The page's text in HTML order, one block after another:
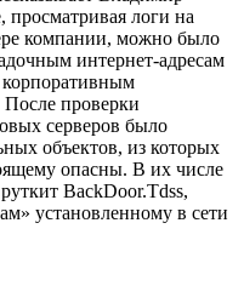
логи на
компании, можно было
интернет-адресам
После проверки
серверов было
объектов, из которых
опасны. В их числе
BackDoor.Tdss,
установленному в сети